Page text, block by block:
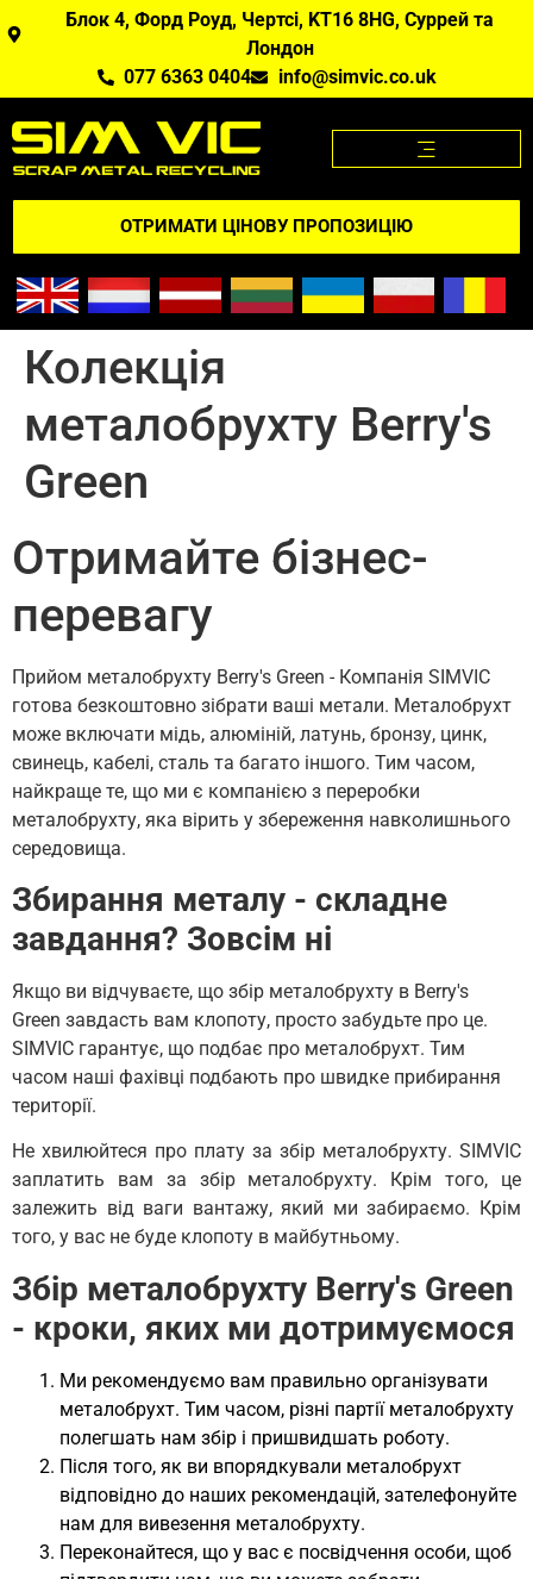
Блок 4, Форд Роуд, Чертсі, KT16 8HG, Суррей та
Лондон
077 6363 0404
info@simvic.co.uk
ОТРИМАТИ ЦІНОВУ ПРОПОЗИЦІЮ
Колекція
металобрухту Berry's
Green
Отримайте бізнес-
перевагу
Прийом металобрухту Berry's Green - Компанія SIMVIC
готова безкоштовно зібрати ваші метали. Металобрухт
може включати мідь, алюміній, латунь, бронзу, цинк,
свинець, кабелі, сталь та багато іншого. Тим часом,
найкраще те, що ми є компанією з переробки
металобрухту, яка вірить у збереження навколишнього
середовища.
Збирання металу - складне
завдання? Зовсім ні
Якщо ви відчуваєте, що збір металобрухту в Berry's
Green завдасть вам клопоту, просто забудьте про це.
SIMVIC гарантує, що подбає про металобрухт. Тим
часом наші фахівці подбають про швидке прибирання
території.
Не хвилюйтеся про плату за збір металобрухту. SIMVIC
заплатить вам за збір металобрухту. Крім того, це
залежить від ваги вантажу, який ми забираємо. Крім
того, у вас не буде клопоту в майбутньому.
Збір металобрухту Berry's Green
- кроки, яких ми дотримуємося
Ми рекомендуємо вам правильно організувати
металобрухт. Тим часом, різні партії металобрухту
полегшать нам збір і пришвидшать роботу.
Після того, як ви впорядкували металобрухт
відповідно до наших рекомендацій, зателефонуйте
нам для вивезення металобрухту.
Переконайтеся, що у вас є посвідчення особи, щоб